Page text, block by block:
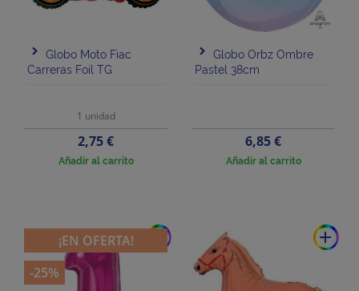
Globo Moto Fiac
Carreras Foil TG
1 unidad
Precio
2,75 €
Añadir al carrito
Globo Orbz Ombre
Pastel 38cm
Precio
6,85 €
Añadir al carrito
add
¡EN OFERTA!
-25%
add